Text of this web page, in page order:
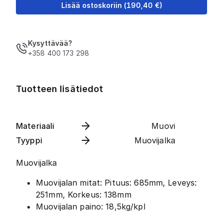
Lisää ostoskoriin (190,40 €)
Kysyttävää?
+358 400 173 298
Tuotteen lisätiedot
Materiaali
Muovi
Tyyppi
Muovijalka
Muovijalka
Muovijalan mitat: Pituus: 685mm, Leveys:
251mm, Korkeus: 138mm
Muovijalan paino: 18,5kg/kpl